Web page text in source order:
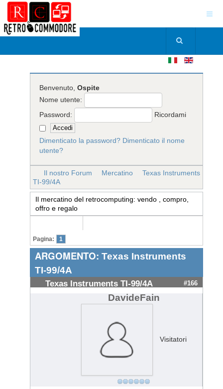
Benvenuto,Ospite
Nome utente:
Password:
Ricordami
Dimenticato la password? Dimenticato il nome
utente?
Il nostro Forum Mercatino
Texas Instruments
TI-99/4A
Il mercatino del retrocomputing: vendo , compro,
offro e regalo
Pagina: 1
ARGOMENTO: Texas Instruments
TI-99/4A
Texas Instruments TI-99/4A #166
DavideFain
Visitatori